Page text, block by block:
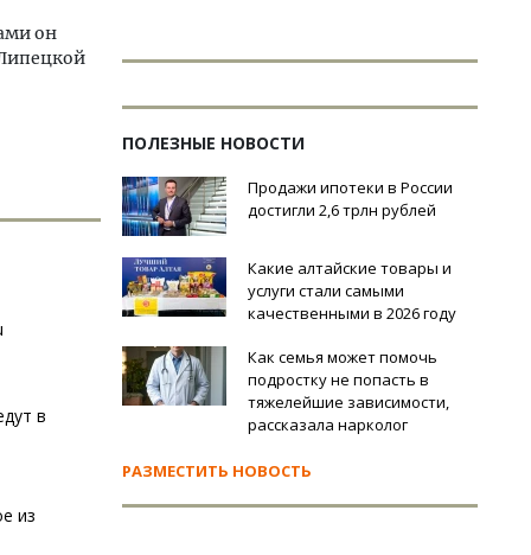
он
в
из
ПОЛЕЗНЫЕ НОВОСТИ
Продажи ипотеки в России
достигли 2,6 трлн рублей
Какие алтайские товары и
услуги стали самыми
качественными в 2026 году
Как семья может помочь
подростку не попасть в
тяжелейшие зависимости,
рассказала нарколог
РАЗМЕСТИТЬ НОВОСТЬ